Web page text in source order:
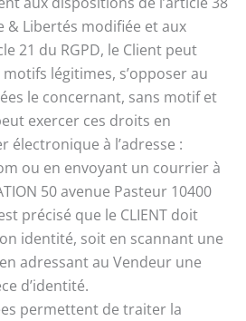
& Libertés modifiée et aux
21 du RGPD, le Client peut
légitimes, s’opposer au
le concernant, sans motif et
exercer ces droits en
électronique à l’adresse :
ou en envoyant un courrier à
50 avenue Pasteur 10400
précisé que le CLIENT doit
identité, soit en scannant une
adressant au Vendeur une
d’identité.
permettent de traiter la